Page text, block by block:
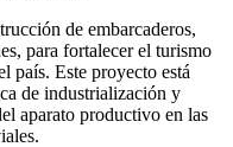
de embarcaderos,
para fortalecer el turismo
país. Este proyecto está
de industrialización y
aparato productivo en las